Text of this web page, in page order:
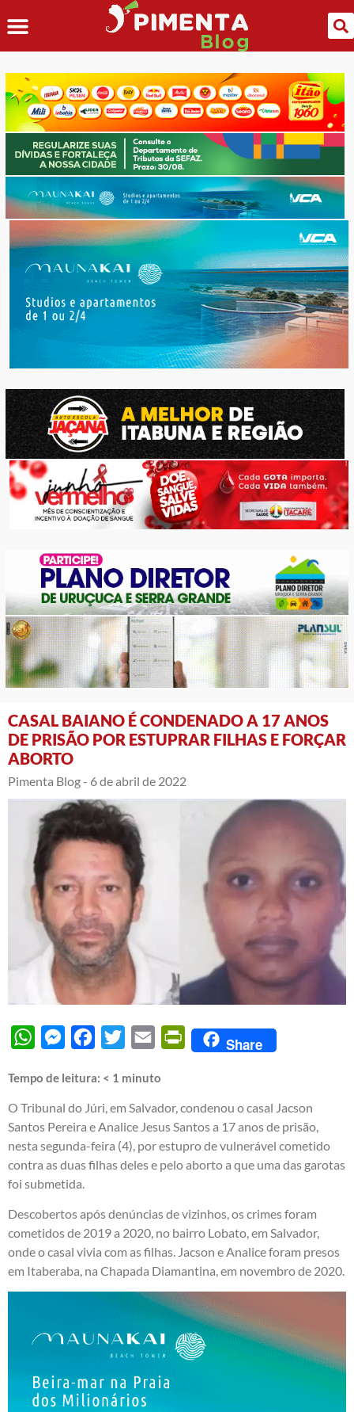
CASAL BAIANO É CONDENADO A 17 ANOS
DE PRISÃO POR ESTUPRAR FILHAS E FORÇAR
ABORTO
Pimenta Blog - 6 de abril de 2022
WhatsAppMessengerFacebook
Twitter Email PrintFriendly
Share
Tempo de leitura: < 1 minuto
O Tribunal do Júri, em Salvador, condenou o casal Jacson
Santos Pereira e Analice Jesus Santos a 17 anos de prisão,
nesta segunda-feira (4), por estupro de vulnerável cometido
contra as duas filhas deles e pelo aborto a que uma das garotas
foi submetida.
Descobertos após denúncias de vizinhos, os crimes foram
cometidos de 2019 a 2020, no bairro Lobato, em Salvador,
onde o casal vivia com as filhas. Jacson e Analice foram presos
em Itaberaba, na Chapada Diamantina, em novembro de 2020.